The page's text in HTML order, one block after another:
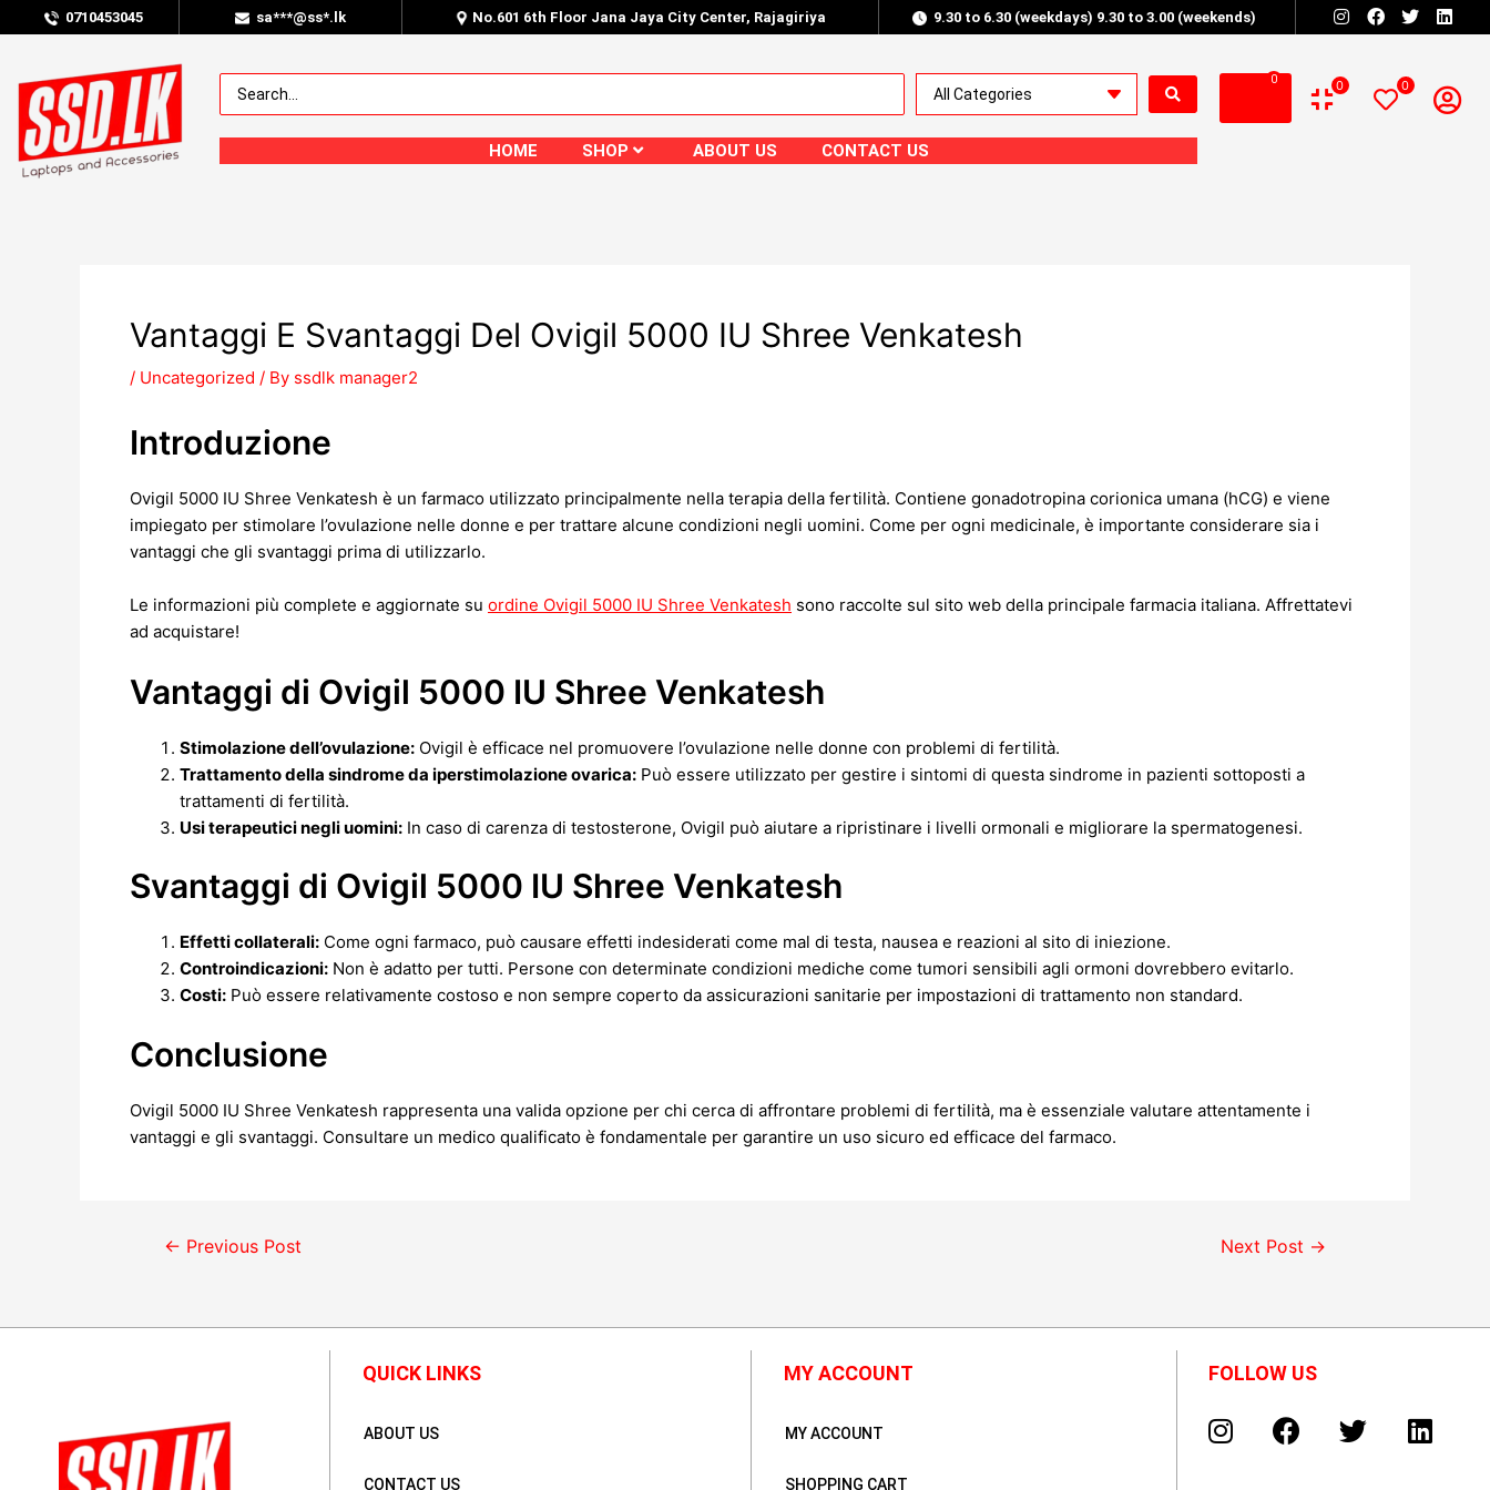
0710453045 sa***@ss*.lk No.601 6th Floor Jana Jaya City Center, Rajagiriya 9.30 to 6.30 (weekdays) 9.30 to 3.00 (weekends)
HOME SHOP ABOUT US CONTACT US
0 0 0
Vantaggi E Svantaggi Del Ovigil 5000 IU Shree Venkatesh
/ Uncategorized / By ssdlk manager2
Introduzione
Ovigil 5000 IU Shree Venkatesh è un farmaco utilizzato principalmente nella terapia della fertilità. Contiene gonadotropina corionica umana (hCG) e viene
impiegato per stimolare l’ovulazione nelle donne e per trattare alcune condizioni negli uomini. Come per ogni medicinale, è importante considerare sia i
vantaggi che gli svantaggi prima di utilizzarlo.
Le informazioni più complete e aggiornate su ordine Ovigil 5000 IU Shree Venkatesh sono raccolte sul sito web della principale farmacia italiana. Affrettatevi
ad acquistare!
Vantaggi di Ovigil 5000 IU Shree Venkatesh
Stimolazione dell’ovulazione: Ovigil è efficace nel promuovere l’ovulazione nelle donne con problemi di fertilità.
Trattamento della sindrome da iperstimolazione ovarica: Può essere utilizzato per gestire i sintomi di questa sindrome in pazienti sottoposti a
trattamenti di fertilità.
Usi terapeutici negli uomini: In caso di carenza di testosterone, Ovigil può aiutare a ripristinare i livelli ormonali e migliorare la spermatogenesi.
Svantaggi di Ovigil 5000 IU Shree Venkatesh
Effetti collaterali: Come ogni farmaco, può causare effetti indesiderati come mal di testa, nausea e reazioni al sito di iniezione.
Controindicazioni: Non è adatto per tutti. Persone con determinate condizioni mediche come tumori sensibili agli ormoni dovrebbero evitarlo.
Costi: Può essere relativamente costoso e non sempre coperto da assicurazioni sanitarie per impostazioni di trattamento non standard.
Conclusione
Ovigil 5000 IU Shree Venkatesh rappresenta una valida opzione per chi cerca di affrontare problemi di fertilità, ma è essenziale valutare attentamente i
vantaggi e gli svantaggi. Consultare un medico qualificato è fondamentale per garantire un uso sicuro ed efficace del farmaco.
← Previous Post Next Post →
QUICK LINKS
ABOUT US
CONTACT US
MY ACCOUNT
MY ACCOUNT
SHOPPING CART
FOLLOW US